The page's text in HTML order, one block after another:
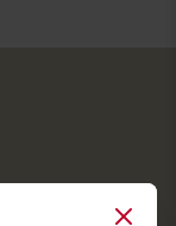
Close